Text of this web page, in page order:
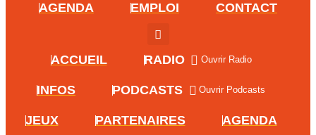
AGENDA EMPLOI CONTACT
ACCUEIL RADIO Ouvrir Radio
INFOS PODCASTS Ouvrir Podcasts
JEUX PARTENAIRES AGENDA